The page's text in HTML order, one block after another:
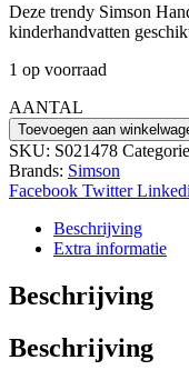
Deze trendy Simson
kinderhandvatten
1 op voorraad
AANTAL
Simson
handvatten
kinder
kobalt/zwart
Toevoegen aan
SKU: S021478
Brands: Simson
Facebook Twitter
Beschrijving
Extra informatie
Beschrijving
Beschrijving